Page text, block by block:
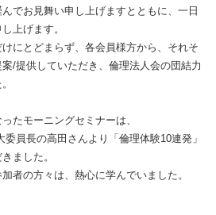
でお見舞い申し上げますとともに、一日
上げます。
にとどまらず、各会員様方から、それそ
/提供していただき、倫理法人会の団結力
たモーニングセミナーは、
員長の高田さんより「倫理体験10連発」
ました。
者の方々は、熱心に学んでいました。